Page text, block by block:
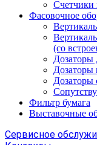
Счетчики
Фасовочноe
(со
Дозаторы
Дозаторы
Дозаторы
Фильтр бумага
Выставочные
Сервисное